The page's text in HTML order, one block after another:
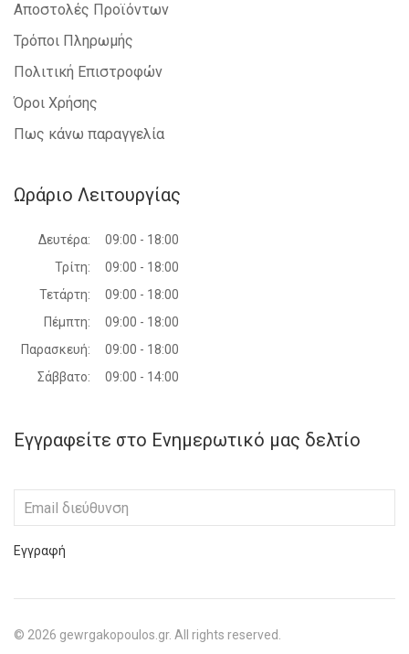
Αποστολές Προϊόντων
Τρόποι Πληρωμής
Πολιτική Επιστροφών
Όροι Χρήσης
Πως κάνω παραγγελία
Ωράριο Λειτουργίας
Δευτέρα:
09:00 - 18:00
Τρίτη:
09:00 - 18:00
Τετάρτη:
09:00 - 18:00
Πέμπτη:
09:00 - 18:00
Παρασκευή:
09:00 - 18:00
Σάββατο:
09:00 - 14:00
Εγγραφείτε στο Ενημερωτικό μας δελτίο
Εγγραφή
© 2026 gewrgakopoulos.gr. All rights reserved.